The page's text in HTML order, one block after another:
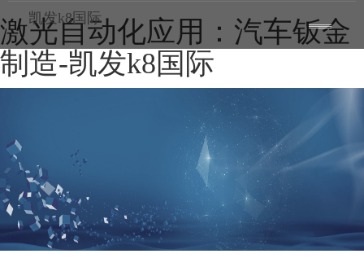
激光自动化应用：汽车钣金
制造-凯发k8国际
凯发k8国际
toggle
navigation
——
——
——